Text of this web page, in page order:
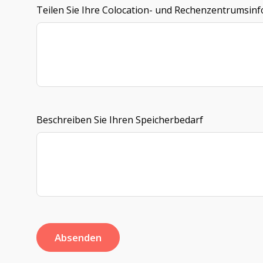
Teilen Sie Ihre Colocation- und
Beschreiben Sie Ihren Speicherbedarf
Absenden